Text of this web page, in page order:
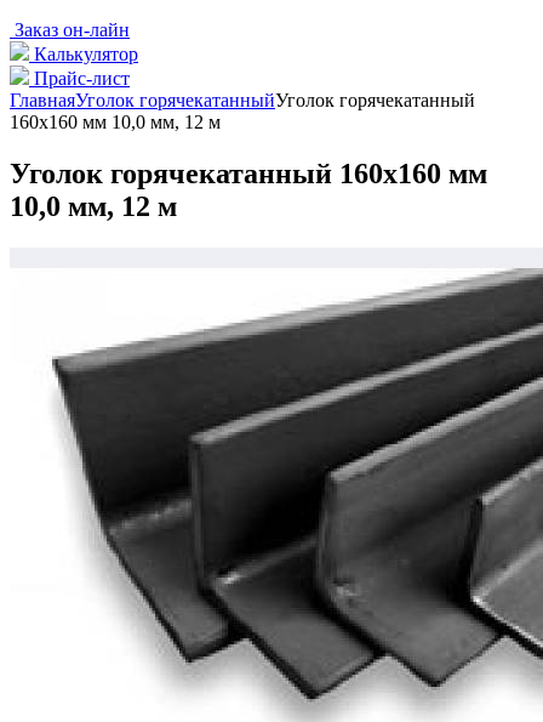
Заказ он-лайн
Калькулятор
Прайс-лист
ГлавнаяУголок горячекатанныйУголок горячекатанный
160х160 мм 10,0 мм, 12 м
Уголок горячекатанный 160х160 мм
10,0 мм, 12 м